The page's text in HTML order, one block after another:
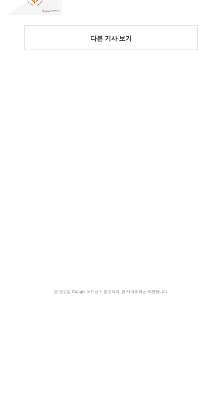
다른 기사 보기
본 광고는 Google 애드센스 광고이며, 본 사이트와는 무관합니다.